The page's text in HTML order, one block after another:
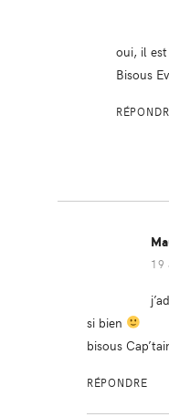
oui, il
Bisous
19
si bien
bisous
RÉPONDRE